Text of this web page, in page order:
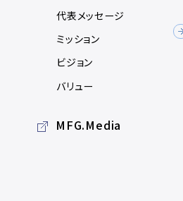
代表メッセージ
ミッション
ビジョン
バリュー
MFG.Media